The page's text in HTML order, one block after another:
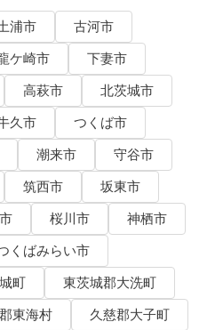
浦市
古河市
ケ崎市
下妻市
高萩市
北茨城市
久市
つくば市
潮来市
守谷市
筑西市
坂東市
桜川市
神栖市
くばみらい市
町
東茨城郡大洗町
東海村
久慈郡大子町